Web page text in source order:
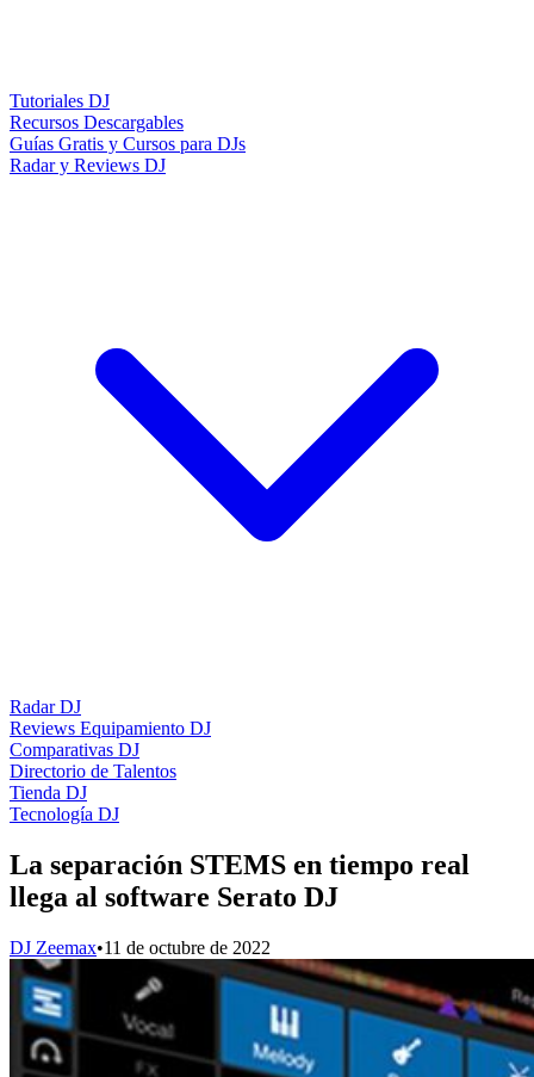
Tutoriales DJ
Recursos Descargables
Guías Gratis y Cursos para DJs
Radar y Reviews DJ
Radar DJ
Reviews Equipamiento DJ
Comparativas DJ
Directorio de Talentos
Tienda DJ
Tecnología DJ
La separación STEMS en tiempo real
llega al software Serato DJ
DJ Zeemax•11 de octubre de 2022